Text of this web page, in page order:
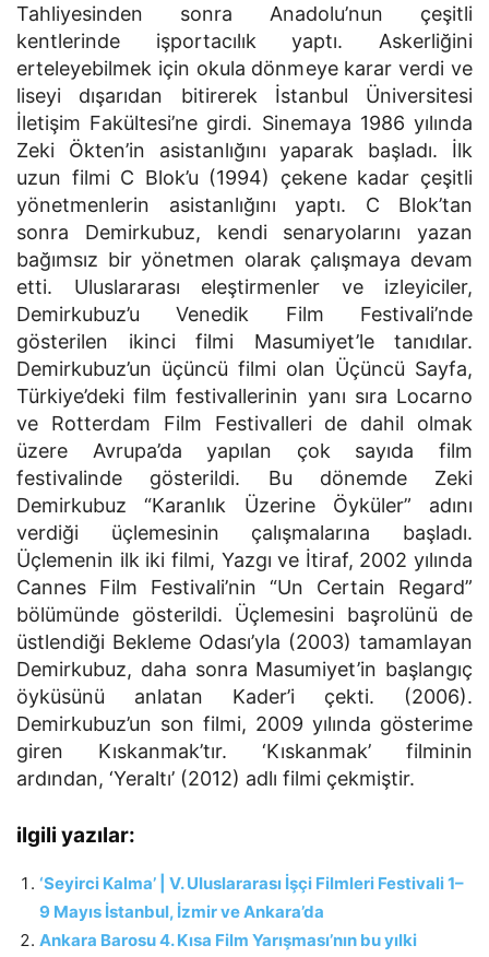
Tahliyesinden sonra Anadolu’nun çeşitli
kentlerinde işportacılık yaptı. Askerliğini
erteleyebilmek için okula dönmeye karar verdi ve
liseyi dışarıdan bitirerek İstanbul Üniversitesi
İletişim Fakültesi’ne girdi. Sinemaya 1986 yılında
Zeki Ökten’in asistanlığını yaparak başladı. İlk
uzun filmi C Blok’u (1994) çekene kadar çeşitli
yönetmenlerin asistanlığını yaptı. C Blok’tan
sonra Demirkubuz, kendi senaryolarını yazan
bağımsız bir yönetmen olarak çalışmaya devam
etti. Uluslararası eleştirmenler ve izleyiciler,
Demirkubuz’u Venedik Film Festivali’nde
gösterilen ikinci filmi Masumiyet’le tanıdılar.
Demirkubuz’un üçüncü filmi olan Üçüncü Sayfa,
Türkiye’deki film festivallerinin yanı sıra Locarno
ve Rotterdam Film Festivalleri de dahil olmak
üzere Avrupa’da yapılan çok sayıda film
festivalinde gösterildi. Bu dönemde Zeki
Demirkubuz “Karanlık Üzerine Öyküler” adını
verdiği üçlemesinin çalışmalarına başladı.
Üçlemenin ilk iki filmi, Yazgı ve İtiraf, 2002 yılında
Cannes Film Festivali’nin “Un Certain Regard”
bölümünde gösterildi. Üçlemesini başrolünü de
üstlendiği Bekleme Odası’yla (2003) tamamlayan
Demirkubuz, daha sonra Masumiyet’in başlangıç
öyküsünü anlatan Kader’i çekti. (2006).
Demirkubuz’un son filmi, 2009 yılında gösterime
giren Kıskanmak’tır. ‘Kıskanmak’ filminin
ardından, ‘Yeraltı’ (2012) adlı filmi çekmiştir.
ilgili yazılar:
‘Seyirci Kalma’ | V. Uluslararası İşçi Filmleri Festivali 1–
9 Mayıs İstanbul, İzmir ve Ankara’da
Ankara Barosu 4. Kısa Film Yarışması’nın bu yılki